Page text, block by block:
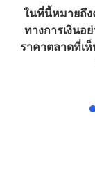
ในที่นี้หมายถึง
ทางการเงินอ
ราคาตลาดที่เ